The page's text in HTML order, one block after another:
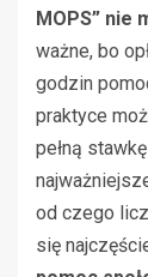
MOPS” nie
ważne, bo
godzin
praktyce
pełną
od czego
się